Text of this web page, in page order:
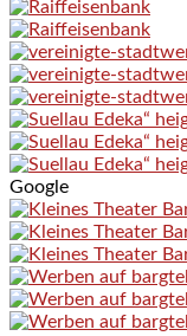
Google